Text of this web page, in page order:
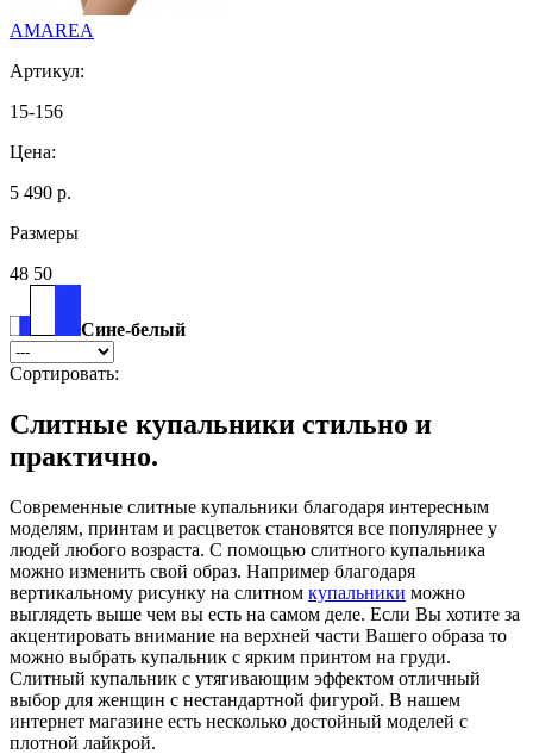
AMAREA
Артикул:
15-156
Цена:
5 490 р.
Размеры
48 50
Сине-белый
Сортировать:
Слитные купальники стильно и
практично.
Современные слитные купальники благодаря интересным
моделям, принтам и расцветок становятся все популярнее у
людей любого возраста. С помощью слитного купальника
можно изменить свой образ. Например благодаря
вертикальному рисунку на слитном купальники можно
выглядеть выше чем вы есть на самом деле. Если Вы хотите за
акцентировать внимание на верхней части Вашего образа то
можно выбрать купальник с ярким принтом на груди.
Слитный купальник с утягивающим эффектом отличный
выбор для женщин с нестандартной фигурой. В нашем
интернет магазине есть несколько достойный моделей с
плотной лайкрой.